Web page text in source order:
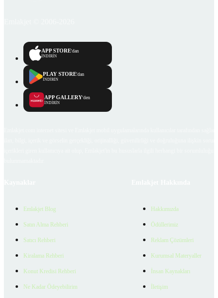
APP STORE'dan
İNDİRİN
PLAY STORE'dan
İNDİRİN
APP GALLERY'den
İNDİRİN
Emlakjet Blog
Satın Alma Rehberi
Satıcı Rehberi
Kiralama Rehberi
Konut Kredisi Rehberi
Ne Kadar Ödeyebilirim
Hakkımızda
Ödüllerimiz
Reklam Çözümleri
Kurumsal Materyaller
İnsan Kaynakları
İletişim